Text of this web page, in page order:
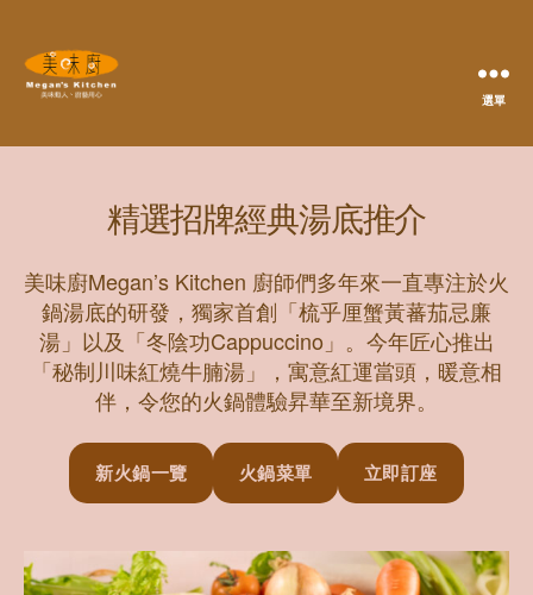
Kitchen
選單
精選招牌經典湯底推介
美味廚Megan’s Kitchen 廚師們多年來一直專注於火
鍋湯底的研發，獨家首創「梳乎厘蟹黃蕃茄忌廉
湯」以及「冬陰功Cappuccino」。今年匠心推出
「秘制川味紅燒牛腩湯」，寓意紅運當頭，暖意相
伴，令您的火鍋體驗昇華至新境界。
新火鍋一覽 火鍋菜單 立即訂座